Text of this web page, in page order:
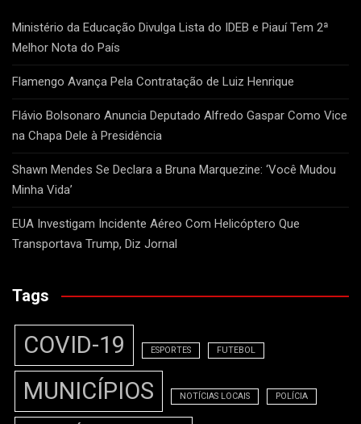
Ministério da Educação Divulga Lista do IDEB e Piauí Tem 2ª
Melhor Nota do País
Flamengo Avança Pela Contratação de Luiz Henrique
Flávio Bolsonaro Anuncia Deputado Alfredo Gaspar Como Vice
na Chapa Dele à Presidência
Shawn Mendes Se Declara a Bruna Marquezine: ‘Você Mudou
Minha Vida’
EUA Investigam Incidente Aéreo Com Helicóptero Que
Transportava Trump, Diz Jornal
Tags
COVID-19 ESPORTES FUTEBOL
MUNICÍPIOS NOTÍCIAS LOCAIS POLÍCIA